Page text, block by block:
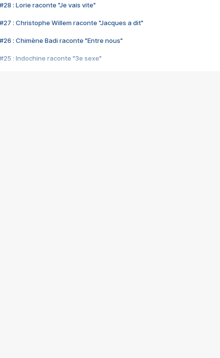
#28 : Lorie raconte "Je vais vite"
#27 : Christophe Willem raconte "Jacques a dit"
#26 : Chimène Badi raconte "Entre nous"
#25 : Indochine raconte "3e sexe"